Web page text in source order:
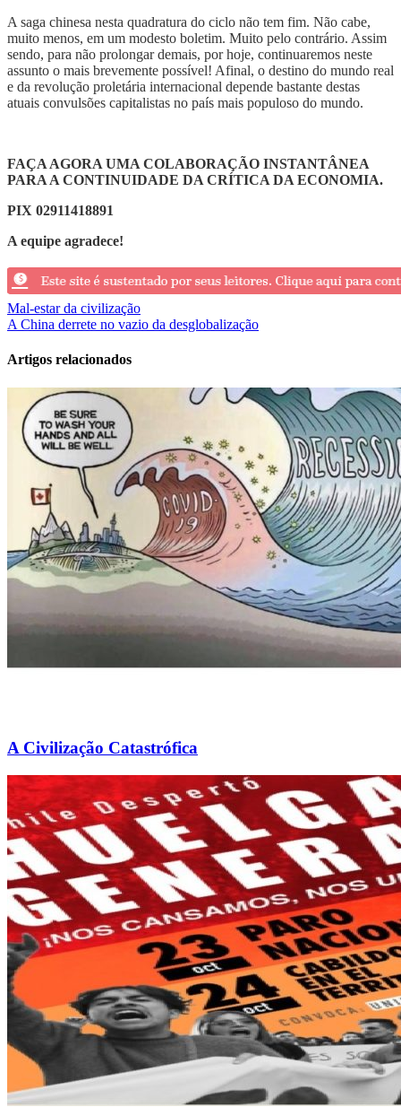
A saga chinesa nesta quadratura do ciclo não tem fim. Não cabe,
muito menos, em um modesto boletim. Muito pelo contrário. Assim
sendo, para não prolongar demais, por hoje, continuaremos neste
assunto o mais brevemente possível! Afinal, o destino do mundo real
e da revolução proletária internacional depende bastante destas
atuais convulsões capitalistas no país mais populoso do mundo.
FAÇA AGORA UMA COLABORAÇÃO INSTANTÂNEA
PARA A CONTINUIDADE DA CRÍTICA DA ECONOMIA.
PIX 02911418891
A equipe agradece!
Navegação
de
Post
Mal-estar da civilização
A China derrete no vazio da desglobalização
Artigos relacionados
A Civilização Catastrófica